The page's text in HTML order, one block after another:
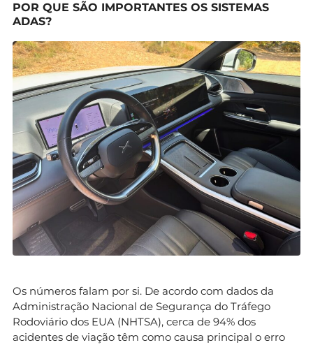
POR QUE SÃO IMPORTANTES OS SISTEMAS
ADAS?
Os números falam por si. De acordo com dados da
Administração Nacional de Segurança do Tráfego
Rodoviário dos EUA (NHTSA), cerca de 94% dos
acidentes de viação têm como causa principal o erro